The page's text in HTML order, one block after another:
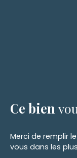
Ce bien
Merci de remplir
vous dans les